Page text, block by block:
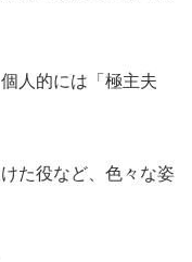
人的には「極主夫
た役など、色々な姿